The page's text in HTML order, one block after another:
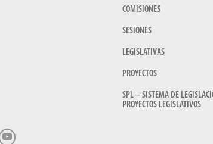
COMISIONES
SESIONES
LEGISLATIVAS
PROYECTOS
SPL – SISTEMA DE
PROYECTOS LEGISLATIVOS